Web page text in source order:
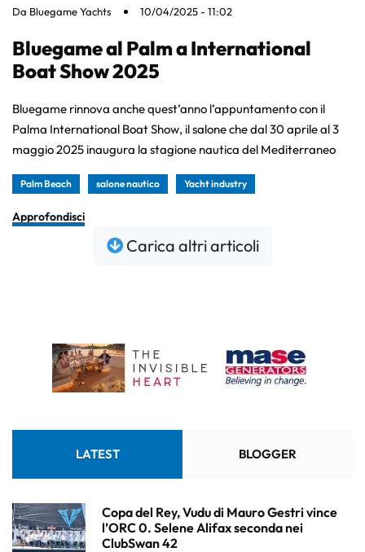
Da Bluegame Yachts 10/04/2025 - 11:02
Bluegame al Palm a International
Boat Show 2025
Bluegame rinnova anche quest’anno l’appuntamento con il
Palma International Boat Show, il salone che dal 30 aprile al 3
maggio 2025 inaugura la stagione nautica del Mediterraneo
Palm Beach salone nautico Yacht industry
Approfondisci
Carica altri articoli
LATEST BLOGGER
Copa del Rey, Vudu di Mauro Gestri vince
l’ORC 0. Selene Alifax seconda nei
ClubSwan 42